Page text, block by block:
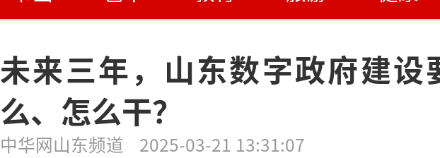
未来三年，山东数字政府建设
么、怎么干？
中华网山东频道 2025-03-21 13:31:07